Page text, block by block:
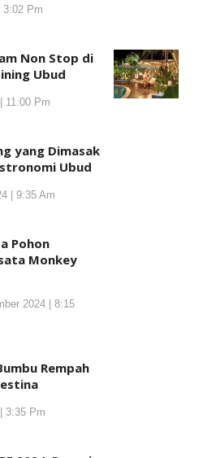
3:02 Pm
Non Stop di
Ubud
11:00 Pm
yang Dimasak
Ubud
| 9:35 Am
Pohon
Monkey
2024 | 8:15
Rempah
3:35 Pm